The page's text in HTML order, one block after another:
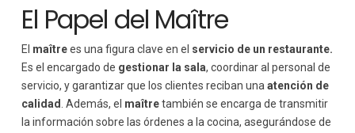
El Papel del Maître
El maîtrees una figura clave en el servicio de un restaurante.
Es el encargado de gestionar la sala, coordinar al personal de
servicio, y garantizar que los clientes reciban unaatención de
calidad. Además, el maîtretambién se encarga de transmitir
la información sobre las órdenes a la cocina, asegurándose de